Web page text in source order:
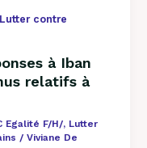
Lutter contre
à Iban
relatifs à
Egalité F/H/, Lutter
/ Viviane De